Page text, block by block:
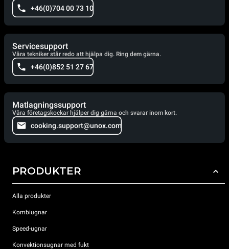
+46(0)704 00 73 10
Servicesupport
Våra tekniker står redo att hjälpa dig. Ring dem gärna.
+46(0)852 51 27 67
Matlagningssupport
Våra företagskockar hjälper dig gärna och svarar inom kort.
cooking.support@unox.com
PRODUKTER
Alla produkter
Kombiugnar
Speed-ugnar
Konvektionsugnar med fukt